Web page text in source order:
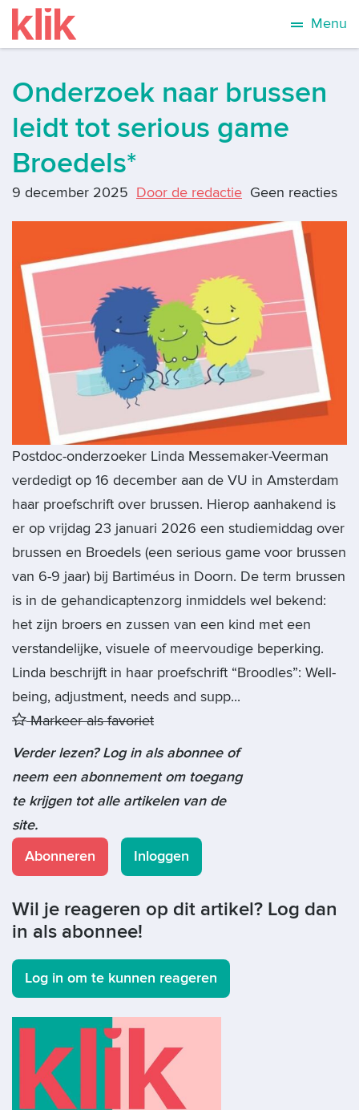
Menu
Onderzoek naar brussen
leidt tot serious game
Broedels*
9 december 2025 Door de redactie Geen reacties
Postdoc-onderzoeker Linda Messemaker-Veerman
verdedigt op 16 december aan de VU in Amsterdam
haar proefschrift over brussen. Hierop aanhakend is
er op vrijdag 23 januari 2026 een studiemiddag over
brussen en Broedels (een serious game voor brussen
van 6-9 jaar) bij Bartiméus in Doorn. De term brussen
is in de gehandicaptenzorg inmiddels wel bekend:
het zijn broers en zussen van een kind met een
verstandelijke, visuele of meervoudige beperking.
Linda beschrijft in haar proefschrift “Broodles”: Well-
being, adjustment, needs and supp...
Markeer als favoriet
Verder lezen? Log in als abonnee of
neem een abonnement om toegang
te krijgen tot alle artikelen van de
site.
Abonneren
Inloggen
Wil je reageren op dit artikel? Log dan
in als abonnee!
Log in om te kunnen reageren